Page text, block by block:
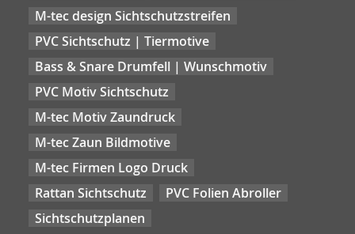
M-tec design Sichtschutzstreifen
PVC Sichtschutz | Tiermotive
Bass & Snare Drumfell | Wunschmotiv
PVC Motiv Sichtschutz
M-tec Motiv Zaundruck
M-tec Zaun Bildmotive
M-tec Firmen Logo Druck
Rattan Sichtschutz
PVC Folien Abroller
Sichtschutzplanen